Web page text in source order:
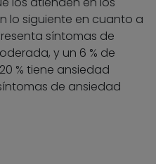
lo siguiente en cuanto a
síntomas de
y un 6 % de
% tiene ansiedad
de ansiedad